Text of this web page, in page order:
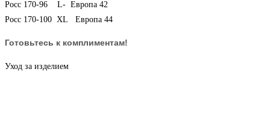
Росс 170-96 L- Европа 42
Росс 170-100 ХL Европа 44
Готовьтесь к комплиментам!
Уход за изделием